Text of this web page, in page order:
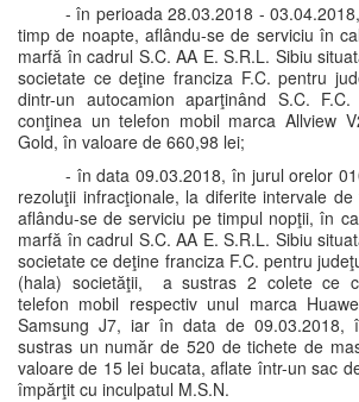
- în perioada 28.03.2018 -
timp de noapte, aflându-se de serviciu în
marfă în cadrul S.C. AA E. S.R.L. Sibiu
societate ce deţine franciza F.C. pentru
dintr-un autocamion aparţinând S.C.
conţinea un telefon mobil marca Allview
Gold, în valoare de 660,98 lei;
- în data 09.03.2018, în jurul orelor
rezoluţii infracţionale, la diferite intervale
aflându-se de serviciu pe timpul nopţii, în
marfă în cadrul S.C. AA E. S.R.L. Sibiu
societate ce deţine franciza F.C. pentru
(hala) societăţii, a sustras 2 colete ce
telefon mobil respectiv unul marca
Samsung J7, iar în data de
sustras un număr de 520 de tichete de
valoare de 15 lei bucata, aflate într-un sac
împărţit cu inculpatul M.S.N.